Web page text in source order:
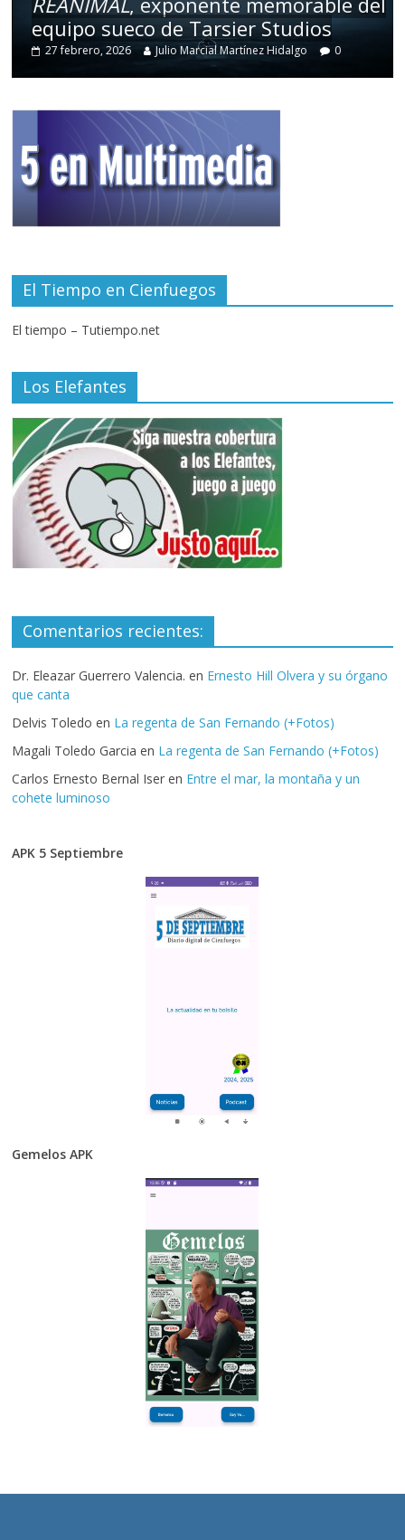
equipo sueco de Tarsier Studios
27 febrero, 2026 Julio Marcial Martínez Hidalgo 0
El Tiempo en Cienfuegos
El tiempo – Tutiempo.net
Los Elefantes
Comentarios recientes:
Dr. Eleazar Guerrero Valencia. en Ernesto Hill Olvera y su órgano
que canta
Delvis Toledo en La regenta de San Fernando (+Fotos)
Magali Toledo Garcia en La regenta de San Fernando (+Fotos)
Carlos Ernesto Bernal Iser en Entre el mar, la montaña y un
cohete luminoso
APK 5 Septiembre
Gemelos APK